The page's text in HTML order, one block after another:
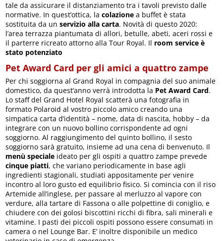
tale da assicurare il distanziamento tra i tavoli previsto dalle
normative. In quest’ottica, lacolazione a buffet è stata
sostituita da unservizio alla carta. Novità di questo 2020:
l’area terrazza piantumata di allori, betulle, abeti, aceri rossi e
il parterre ricreato attorno alla Tour Royal. Il room service è
stato potenziato
Pet Award Card per gli amici aquattro zampe
Per chi soggiorna al Grand Royal in compagnia del suo animale
domestico, da quest’anno verrà introdotta la Pet Award Card.
Lo staff del Grand Hotel Royal scatterà una fotografia in
formato Polaroid al vostro piccolo amico creando una
simpatica carta d’identità – nome, data di nascita, hobby – da
integrare con un nuovo bollino corrispondente ad ogni
soggiorno. Al raggiungimento del quinto bollino, il sesto
soggiorno sarà gratuito, insieme ad una cena di benvenuto. Il
menù speciale ideato per gli ospiti a quattro zampe prevede
cinque piatti, che variano periodicamente in base agli
ingredienti stagionali, studiati appositamente per venire
incontro al loro gusto ed equilibrio fisico. Si comincia con il riso
Artemide all’inglese, per passare al merluzzo al vapore con
verdure, alla tartare di Fassona o alle polpettine di coniglio, e
chiudere con dei golosi biscottini ricchi di fibra, sali minerali e
vitamine. I pasti dei piccoli ospiti possono essere consumati in
camera o nel Lounge Bar. E’ inoltre disponibile un medico